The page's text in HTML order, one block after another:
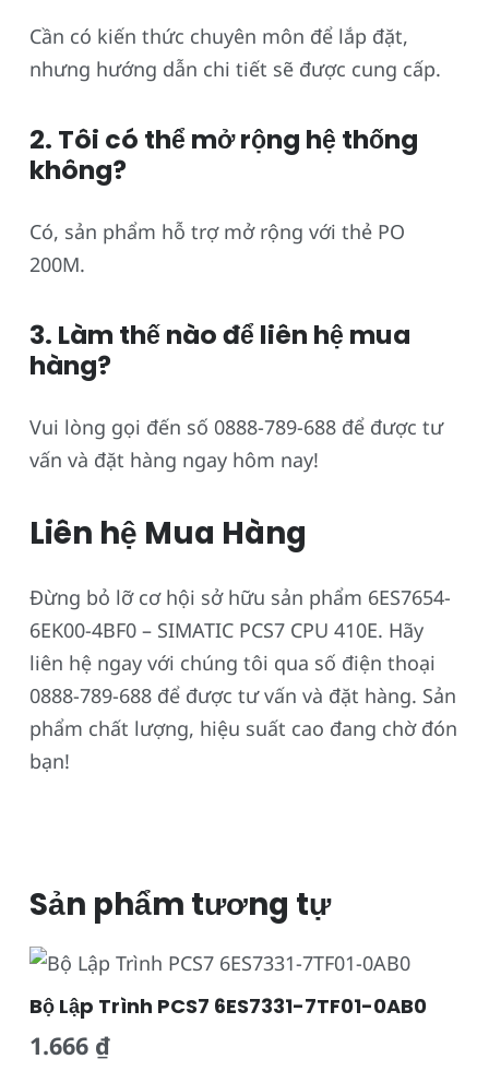
Cần có kiến thức chuyên môn để lắp đặt,
nhưng hướng dẫn chi tiết sẽ được cung cấp.
2. Tôi có thể mở rộng hệ thống
không?
Có, sản phẩm hỗ trợ mở rộng với thẻ PO
200M.
3. Làm thế nào để liên hệ mua
hàng?
Vui lòng gọi đến số 0888-789-688 để được tư
vấn và đặt hàng ngay hôm nay!
Liên hệ Mua Hàng
Đừng bỏ lỡ cơ hội sở hữu sản phẩm 6ES7654-
6EK00-4BF0 – SIMATIC PCS7 CPU 410E. Hãy
liên hệ ngay với chúng tôi qua số điện thoại
0888-789-688 để được tư vấn và đặt hàng. Sản
phẩm chất lượng, hiệu suất cao đang chờ đón
bạn!
Sản phẩm tương tự
Bộ Lập Trình PCS7 6ES7331-7TF01-0AB0
1.666 ₫